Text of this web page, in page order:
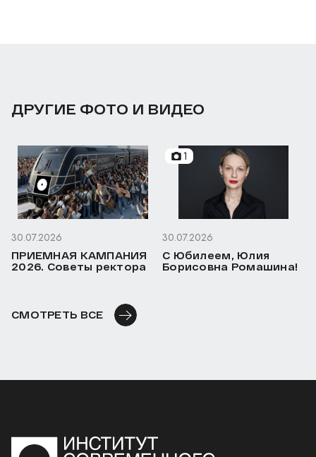
ДРУГИЕ ФОТО И ВИДЕО
30.07.2026
ПРИЕМНАЯ КАМПАНИЯ
2026. Советы ректора
1
30.07.2026
С Юбилеем, Юлия
Борисовна Ромашина!
СМОТРЕТЬ ВСЕ